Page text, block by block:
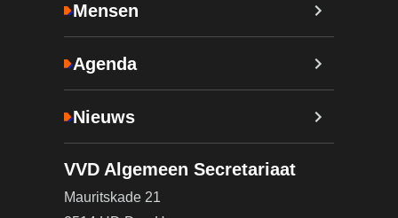
Mensen
Agenda
Nieuws
VVD Algemeen Secretariaat
Mauritskade 21